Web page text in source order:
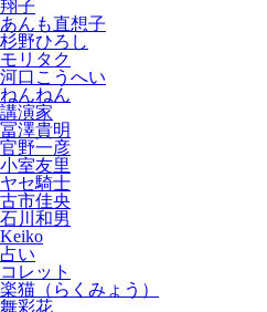
翔子
あんも直想子
杉野ひろし
モリタク
河口こうへい
ねんねん
講演家
冨澤貴明
官野一彦
小室友里
ヤセ騎士
古市佳央
石川和男
Keiko
占い
コレット
楽猫（らくみょう）
舞彩花